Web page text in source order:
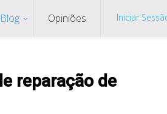
Iniciar
Blog Opiniões
reparação de